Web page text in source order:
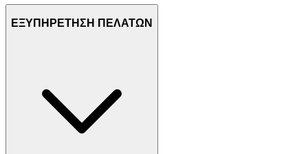
ΕΞΥΠΗΡΕΤΗΣΗ ΠΕΛΑΤΩΝ